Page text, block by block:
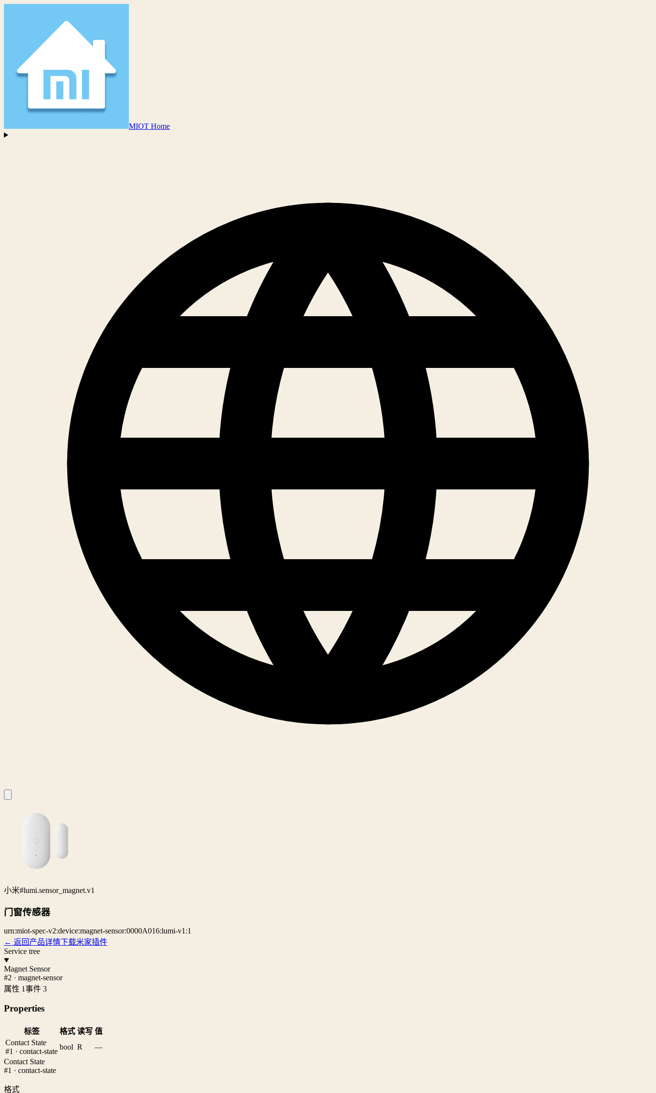
MIOT Home
小米#lumi.sensor_magnet.v1
门窗传感器
urn:miot-spec-v2:device:magnet-sensor:0000A016:lumi-v1:1
← 返回产品详情下载米家插件
Service tree
Magnet Sensor
#2 · magnet-sensor
属性 1事件 3
Properties
标签 格式 读写 值
Contact State
#1 · contact-state
bool R
—
Contact State
#1 · contact-state
格式